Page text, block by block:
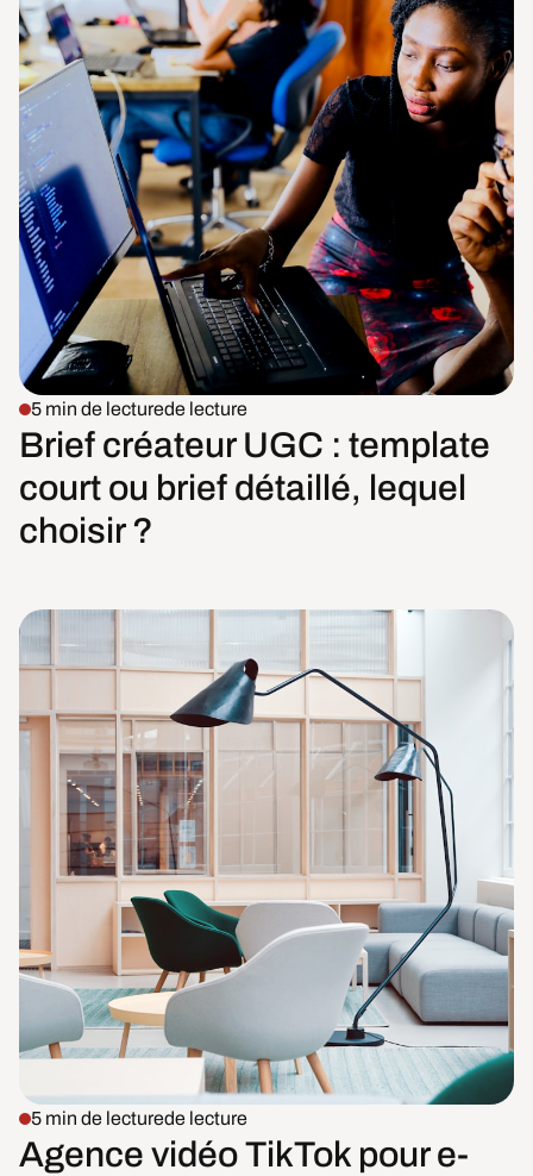
5 min de lecturede lecture
Brief créateur UGC : template
court ou brief détaillé, lequel
choisir ?
5 min de lecturede lecture
Agence vidéo TikTok pour e-